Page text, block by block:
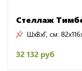
Стеллаж
ШxВxГ, см:
32 132 руб